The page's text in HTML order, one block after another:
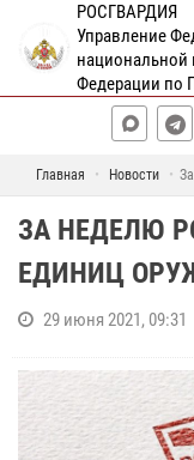
РОСГВАРДИЯ
Управление
национальной
Федерации по
Главная Новости
ЗА НЕДЕЛЮ
ЕДИНИЦ
29 июня 2021, 09:31